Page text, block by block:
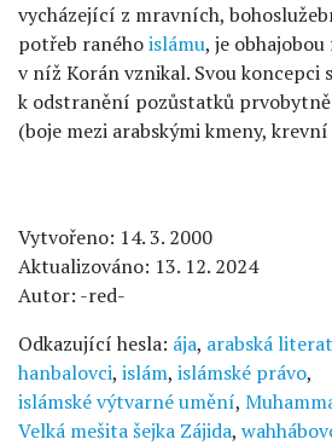
vycházející z mravních,
potřeb ranéhoislámu, je
v níž Korán vznikal. Svou koncepci
k odstranění pozůstatků
(boje mezi arabskými kmeny,
Vytvořeno: 14. 3. 2000
Aktualizováno: 13. 12. 2024
Autor: -red-
Odkazující hesla: ája, arabská
hanbalovci, islám, islámské právo,
islámské výtvarné umění,
Velká mešita šejka Zájida,